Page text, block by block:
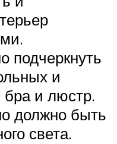
подчеркнуть
и
и люстр.
должно быть
света.